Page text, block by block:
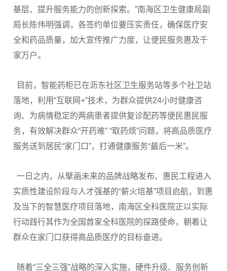
基层、提升服务能力的创新探索。”南海区卫生健康局副
局长陈伟明强调，各签约单位要压实责任，确保医疗安
全和药品质量，加大宣传推广力度，让便民服务惠及千
家万户。
目前，智能药柜已在沥东社区卫生服务站等多个社卫站
落地，利用“互联网+”技术，为群众提供24小时健康咨
询、为病情稳定的两病患者提供复诊配药等便民惠民服
务，有效解决群众“开药难” “取药烦”问题，将高品质医疗
服务送到居民“家门口”，打通健康服务“最后一米”。
一日之内，从擘画未来的品牌战略发布、惠民工程进入
实质性建设阶段与人才强基的“薪火培基”项目启航，到惠
及当下的智慧医疗项目落地，南海区全科医院正以实际
行动践行其作为全国首家全科医院的探路使命，朝着让
群众在家门口获得高品质医疗的目标奋进。
随着“三全三强”战略的深入实施，硬件升级、服务创新